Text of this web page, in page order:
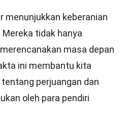
menunjukkan keberanian
tidak hanya
masa depan
ini membantu kita
perjuangan dan
oleh para pendiri